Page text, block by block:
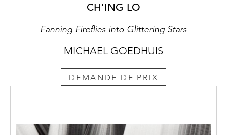
CH'ING LO
Fanning Fireflies into Glittering Stars
MICHAEL GOEDHUIS
DEMANDE DE PRIX